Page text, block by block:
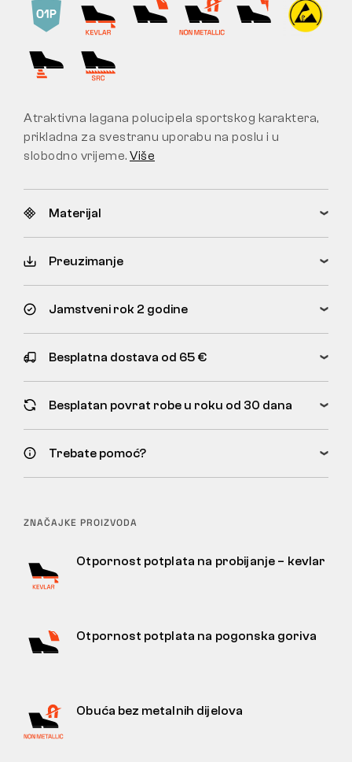
Atraktivna lagana polucipela sportskog karaktera,
prikladna za svestranu uporabu na poslu i u
slobodno vrijeme. Više
Materijal
Preuzimanje
Jamstveni rok 2 godine
Besplatna dostava od 65 €
Besplatan povrat robe u roku od 30 dana
Trebate pomoć?
ZNAČAJKE PROIZVODA
Otpornost potplata na probijanje – kevlar
Otpornost potplata na pogonska goriva
Obuća bez metalnih dijelova